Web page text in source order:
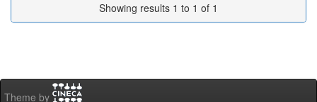
Showing results 1 to 1 of 1
Theme by